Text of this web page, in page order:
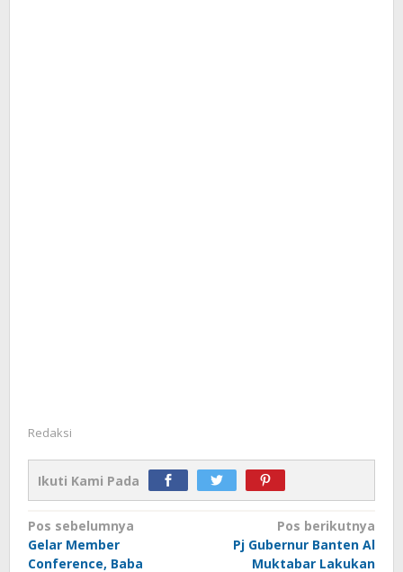
Redaksi
Ikuti Kami Pada
Navigasi
pos
Pos sebelumnya
Gelar Member
Conference, Baba
Pos berikutnya
Pj Gubernur Banten Al
Muktabar Lakukan